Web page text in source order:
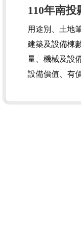
110年南
用途別、土地
建築及設備棟
量、機械及設
設備價值、有